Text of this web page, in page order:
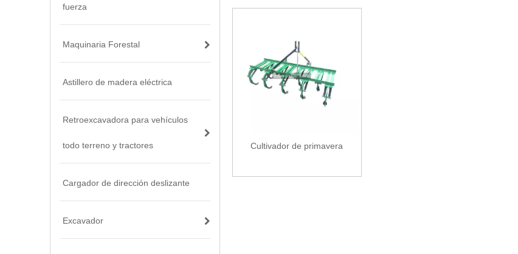
fuerza
Maquinaria Forestal
Astillero de madera eléctrica
Retroexcavadora para vehículos
todo terreno y tractores
Cargador de dirección deslizante
Excavador
Cultivador de primavera